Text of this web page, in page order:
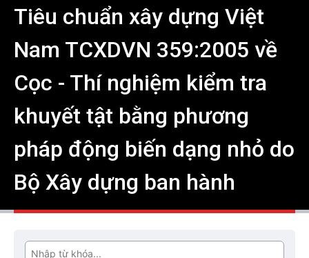
Tiêu chuẩn xây dựng Việt
Nam TCXDVN 359:2005 về
Cọc - Thí nghiệm kiểm tra
khuyết tật bằng phương
pháp động biến dạng nhỏ do
Bộ Xây dựng ban hành
Tìm